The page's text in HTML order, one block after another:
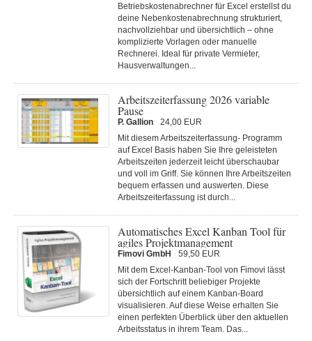
Betriebskostenabrechner für Excel erstellst du
deine Nebenkostenabrechnung strukturiert,
nachvollziehbar und übersichtlich – ohne
komplizierte Vorlagen oder manuelle
Rechnerei. Ideal für private Vermieter,
Hausverwaltungen...
Arbeitszeiterfassung 2026 variable
Pause
P. Gallion
24,00 EUR
Mit diesem Arbeitszeiterfassung- Programm
auf Excel Basis haben Sie Ihre geleisteten
Arbeitszeiten jederzeit leicht überschaubar
und voll im Griff. Sie können Ihre Arbeitszeiten
bequem erfassen und auswerten. Diese
Arbeitszeiterfassung ist durch...
Automatisches Excel Kanban Tool für
agiles Projektmanagement
Fimovi GmbH
59,50 EUR
Mit dem Excel-Kanban-Tool von Fimovi lässt
sich der Fortschritt beliebiger Projekte
übersichtlich auf einem Kanban-Board
visualisieren. Auf diese Weise erhalten Sie
einen perfekten Überblick über den aktuellen
Arbeitsstatus in ihrem Team. Das...